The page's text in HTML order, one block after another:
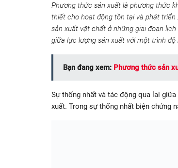
Phương thức sản xuất là phương thức
thiết cho hoạt động tồn tại và phát
sản xuất vật chất ở những giai đoạn
giữa lực lượng sản xuất với một trình
Bạn đang xem: Phương thức sản
Sự thống nhất và tác động qua lại
xuất. Trong sự thống nhất biện chứng